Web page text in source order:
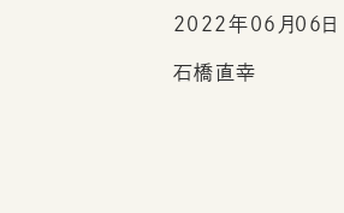
2022年06月06日
石橋直幸